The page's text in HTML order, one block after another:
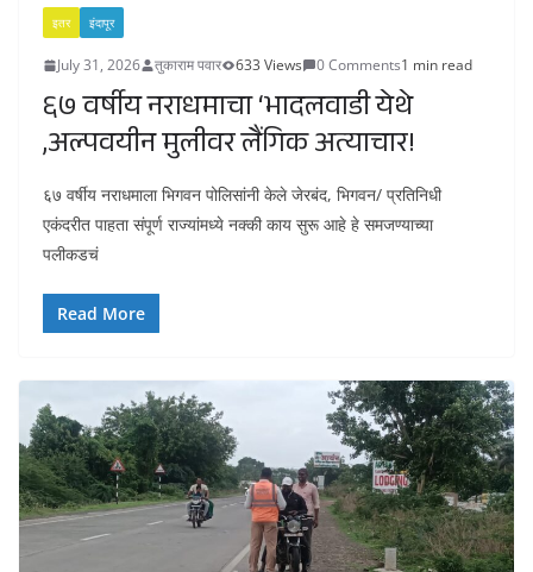
इतर इंदापूर
July 31, 2026 तुकाराम पवार 633 Views 0 Comments1 min read
६७ वर्षीय नराधमाचा ‘भादलवाडी येथे
,अल्पवयीन मुलीवर लैंगिक अत्याचार!
६७ वर्षीय नराधमाला भिगवन पोलिसांनी केले जेरबंद, भिगवन/ प्रतिनिधी
एकंदरीत पाहता संपूर्ण राज्यांमध्ये नक्की काय सुरू आहे हे समजण्याच्या
पलीकडचं
Read More